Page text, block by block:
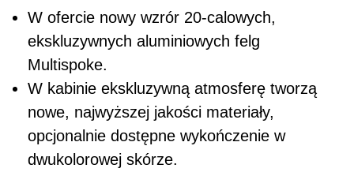
W ofercie nowy wzrór 20-calowych,
ekskluzywnych aluminiowych felg
Multispoke.
W kabinie ekskluzywną atmosferę tworzą
nowe, najwyższej jakości materiały,
opcjonalnie dostępne wykończenie w
dwukolorowej skórze.